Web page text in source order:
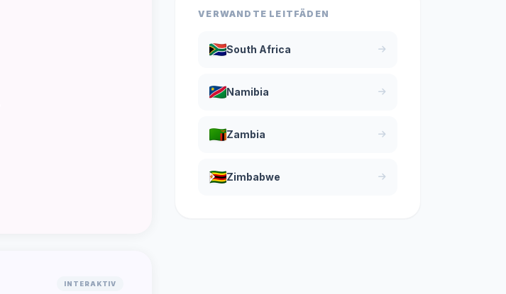
INTERAKTIV
VERWANDTE LEITFÄDEN
South Africa
Namibia
Zambia
Zimbabwe